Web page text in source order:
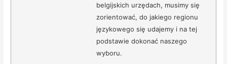
belgijskich urzędach, musimy się
zorientować, do jakiego regionu
językowego się udajemy i na tej
podstawie dokonać naszego
wyboru.